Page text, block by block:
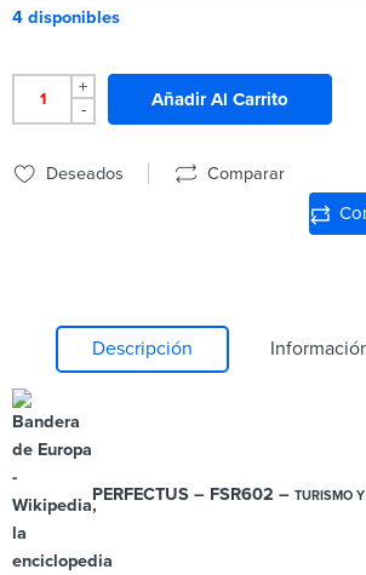
4 disponibles
+
-
Añadir Al Carrito
Deseados Comparar
Descripción
PERFECTUS – FSR602 – TURISMO